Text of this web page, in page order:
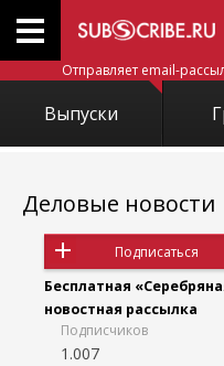
Отправляет email-
Выпуски
Деловые новости
Подписаться
Бесплатная
новостная рассылка
Подписчиков
1.007